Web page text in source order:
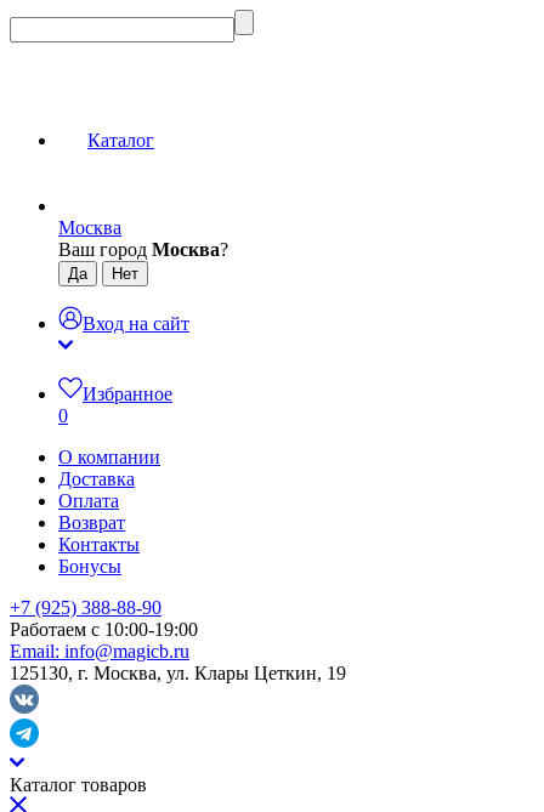
Каталог
Москва
Ваш город Москва?
Вход на сайт
Избранное
0
О компании
Доставка
Оплата
Возврат
Контакты
Бонусы
+7 (925) 388-88-90
Работаем с 10:00-19:00
Email: info@magicb.ru
125130, г. Москва, ул. Клары Цеткин, 19
Каталог товаров